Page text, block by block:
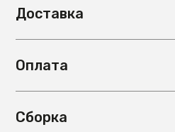
Класс газ-лифта
Гарантия
Доставка
Оплата
Сборка